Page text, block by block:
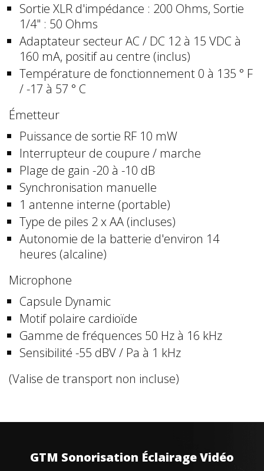
Sortie XLR d'impédance : 200 Ohms, Sortie
1/4" : 50 Ohms
Adaptateur secteur AC / DC 12 à 15 VDC à
160 mA, positif au centre (inclus)
Température de fonctionnement 0 à 135 ° F
/ -17 à 57 ° C
Émetteur
Puissance de sortie RF 10 mW
Interrupteur de coupure / marche
Plage de gain -20 à -10 dB
Synchronisation manuelle
1 antenne interne (portable)
Type de piles 2 x AA (incluses)
Autonomie de la batterie d'environ 14
heures (alcaline)
Microphone
Capsule Dynamic
Motif polaire cardioïde
Gamme de fréquences 50 Hz à 16 kHz
Sensibilité -55 dBV / Pa à 1 kHz
(Valise de transport non incluse)
GTM Sonorisation Éclairage Vidéo